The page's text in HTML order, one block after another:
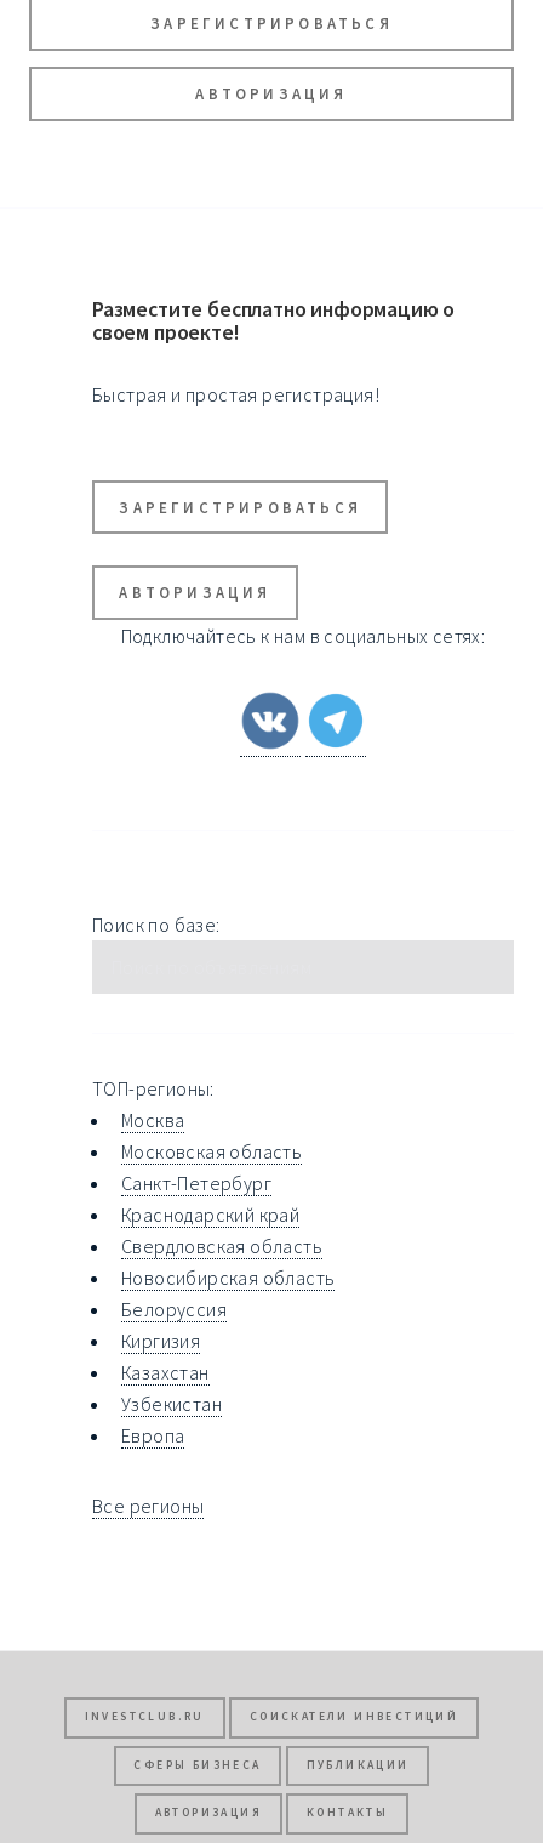
ЗАРЕГИСТРИРОВАТЬСЯ
АВТОРИЗАЦИЯ
Разместите бесплатно информацию о
своем проекте!
Быстрая и простая регистрация!
ЗАРЕГИСТРИРОВАТЬСЯ
АВТОРИЗАЦИЯ
Подключайтесь к нам в социальных сетях:
Поиск по базе:
ТОП-регионы:
Москва
Московская область
Санкт-Петербург
Краснодарский край
Свердловская область
Новосибирская область
Белоруссия
Киргизия
Казахстан
Узбекистан
Европа
Все регионы
INVESTCLUB.RU СОИСКАТЕЛИ ИНВЕСТИЦИЙ
СФЕРЫ БИЗНЕСА ПУБЛИКАЦИИ
АВТОРИЗАЦИЯ КОНТАКТЫ